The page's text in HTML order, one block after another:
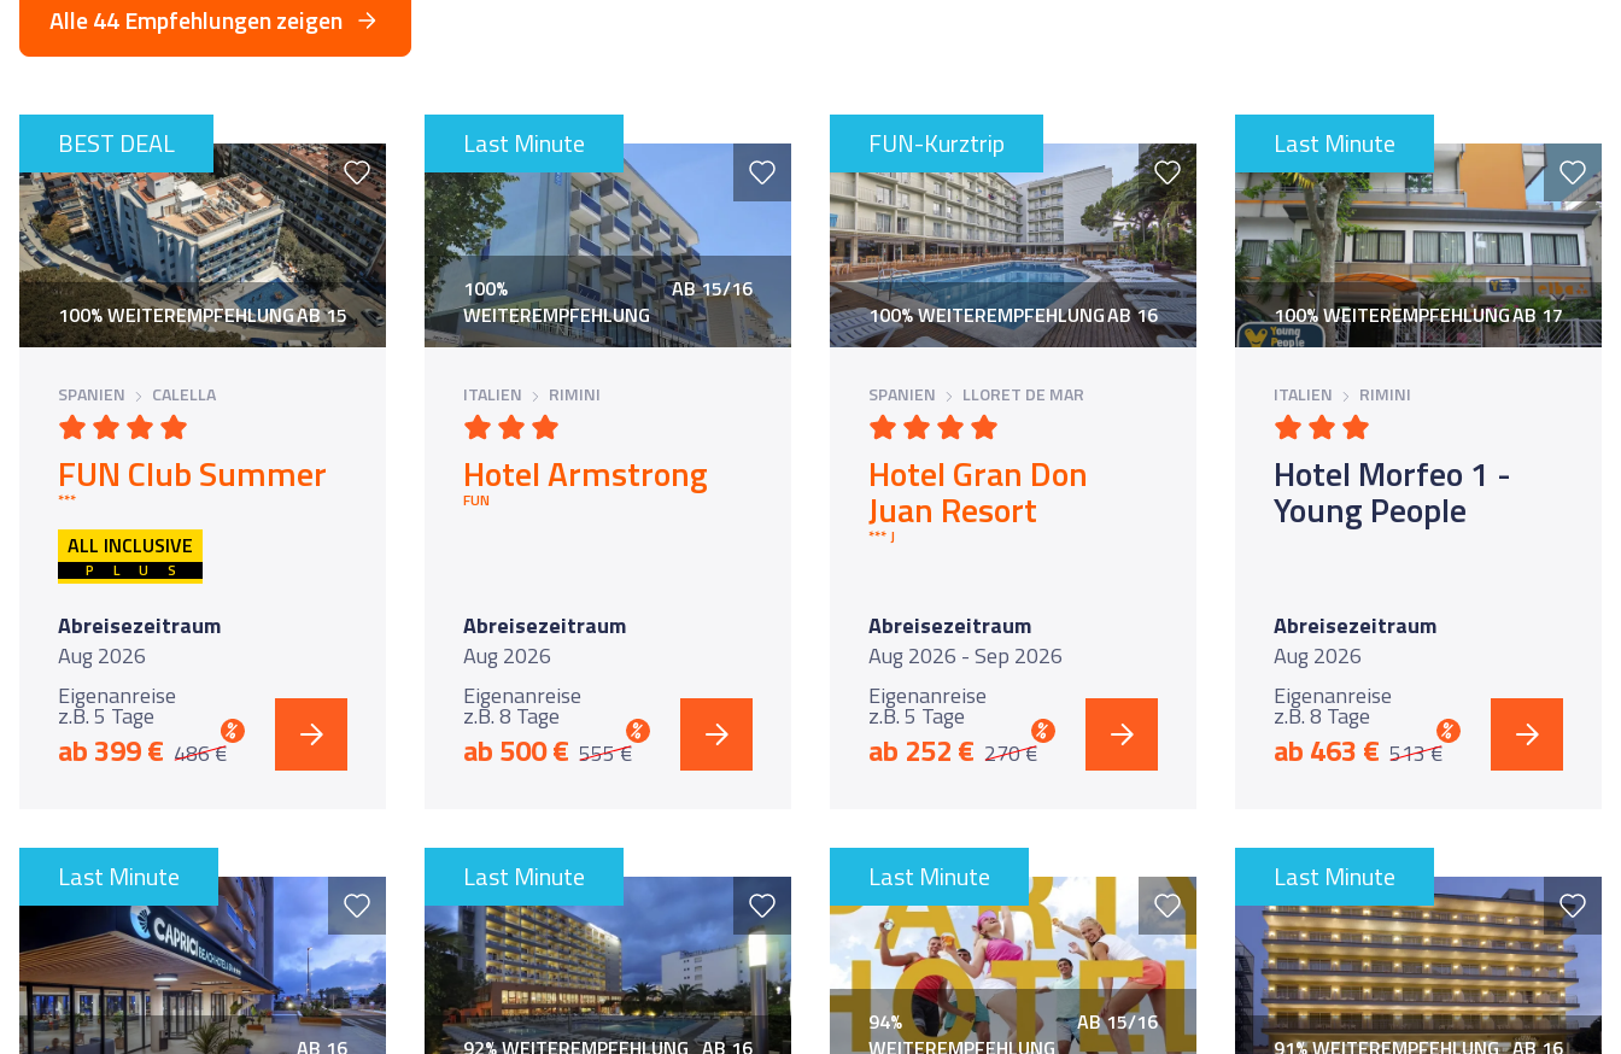
Alle 44 Empfehlungen zeigen
BEST DEAL
100% WEITEREMPFEHLUNGAB 15
SPANIEN CALELLA
FUN Club Summer
*** the place to be in Calella 2026 ***
ALL INCLUSIVE
PLUS
Abreisezeitraum
Aug 2026
Eigenanreise
z.B. 5 Tage
ab 399 € 486 €
%
Last Minute
100%
WEITEREMPFEHLUNG
AB 15/16
ITALIEN RIMINI
Hotel Armstrong
FUN Hotel des Jahres 2025 in Rimini
Abreisezeitraum
Aug 2026
Eigenanreise
z.B. 8 Tage
ab 500 € 555 €
%
FUN-Kurztrip
100% WEITEREMPFEHLUNGAB 16
SPANIEN LLORET DE MAR
Hotel Gran Don
Juan Resort
*** Jetzt Kurztrip buchen ***
Abreisezeitraum
Aug 2026 - Sep 2026
Eigenanreise
z.B. 5 Tage
ab 252 € 270 €
%
Last Minute
100% WEITEREMPFEHLUNGAB 17
ITALIEN RIMINI
Hotel Morfeo 1 -
Young People
Abreisezeitraum
Aug 2026
Eigenanreise
z.B. 8 Tage
ab 463 € 513 €
%
Last Minute
AB 16
Last Minute
92% WEITEREMPFEHLUNG AB 16
Last Minute
94%
WEITEREMPFEHLUNG
AB 15/16
Last Minute
91% WEITEREMPFEHLUNG AB 16